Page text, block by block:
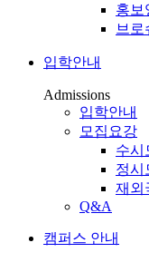
홍보
브로
입학안내
Admissions
입학안내
모집요강
수시
정시
재외
Q&A
캠퍼스 안내